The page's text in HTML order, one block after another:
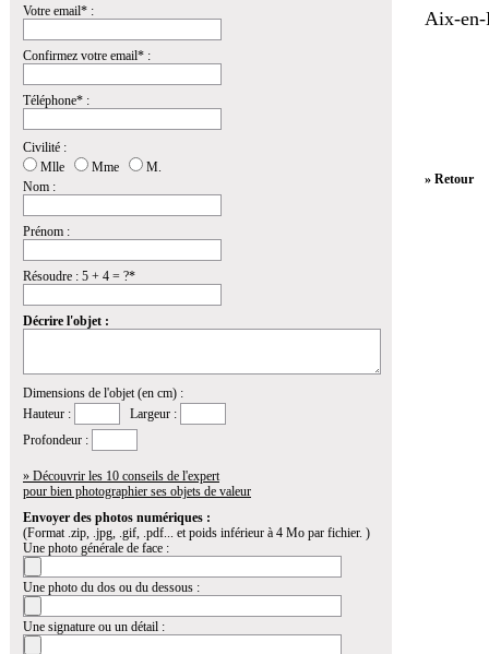
Votre email* :
Confirmez votre email* :
Téléphone* :
Civilité :
Mlle
Mme
M.
Nom :
Prénom :
Résoudre : 5 + 4 = ?*
Décrire l'objet :
Dimensions de l'objet (en cm) :
Hauteur :
Largeur :
Profondeur :
» Découvrir les 10 conseils de l'expert
pour bien photographier ses objets de valeur
Envoyer des photos numériques :
(Format .zip, .jpg, .gif, .pdf... et poids inférieur à 4 Mo par fichier. )
Une photo générale de face :
Une photo du dos ou du dessous :
Une signature ou un détail :
Aix-en-
» Retour